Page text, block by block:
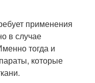
применения
в случае
тогда и
которые